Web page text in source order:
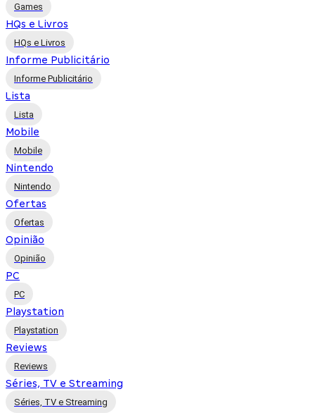
Games
HQs e Livros
HQs e Livros
Informe Publicitário
Informe Publicitário
Lista
Lista
Mobile
Mobile
Nintendo
Nintendo
Ofertas
Ofertas
Opinião
Opinião
PC
PC
Playstation
Playstation
Reviews
Reviews
Séries, TV e Streaming
Séries, TV e Streaming